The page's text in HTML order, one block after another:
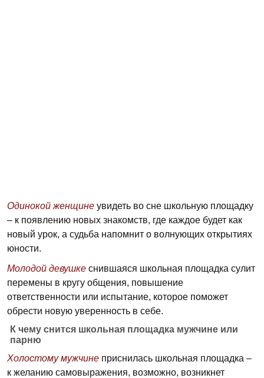
Одинокой женщине увидеть во сне школьную площадку
– к появлению новых знакомств, где каждое будет как
новый урок, а судьба напомнит о волнующих открытиях
юности.
Молодой девушке снившаяся школьная площадка сулит
перемены в кругу общения, повышение
ответственности или испытание, которое поможет
обрести новую уверенность в себе.
К чему снится школьная площадка мужчине или
парню
Холостому мужчине приснилась школьная площадка –
к желанию самовыражения, возможно, возникнет